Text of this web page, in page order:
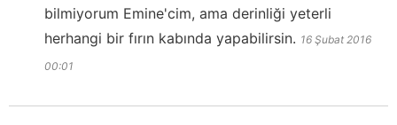
bilmiyorum Emine'cim, ama derinliği yeterli
herhangi bir fırın kabında yapabilirsin. 16 Şubat 2016
00:01